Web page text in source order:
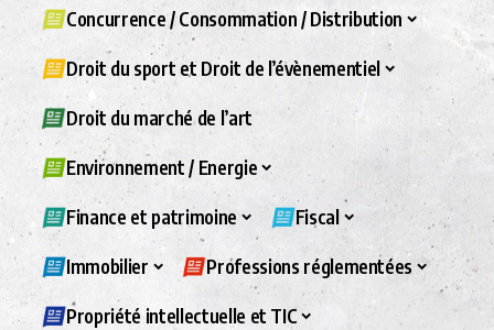
Concurrence / Consommation / Distribution
Droit du sport et Droit de l’évènementiel
Droit du marché de l’art
Environnement / Energie
Finance et patrimoine Fiscal
Immobilier Professions réglementées
Propriété intellectuelle et TIC